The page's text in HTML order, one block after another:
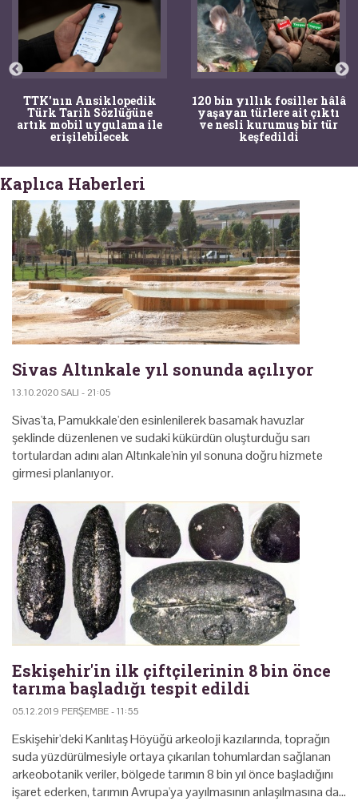
TTK'nın Ansiklopedik
Türk Tarih Sözlüğüne
artık mobil uygulama ile
erişilebilecek
120 bin yıllık fosiller hâlâ
yaşayan türlere ait çıktı
ve nesli kurumuş bir tür
keşfedildi
Kaplıca Haberleri
Sivas Altınkale yıl sonunda açılıyor
13.10.2020 SALI - 21:05
Sivas'ta, Pamukkale'den esinlenilerek basamak havuzlar
şeklinde düzenlenen ve sudaki kükürdün oluşturduğu sarı
tortulardan adını alan Altınkale'nin yıl sonuna doğru hizmete
girmesi planlanıyor.
Eskişehir'in ilk çiftçilerinin 8 bin önce
tarıma başladığı tespit edildi
05.12.2019 PERŞEMBE - 11:55
Eskişehir'deki Kanlıtaş Höyüğü arkeoloji kazılarında, toprağın
suda yüzdürülmesiyle ortaya çıkarılan tohumlardan sağlanan
arkeobotanik veriler, bölgede tarımın 8 bin yıl önce başladığını
işaret ederken, tarımın Avrupa'ya yayılmasının anlaşılmasına da…